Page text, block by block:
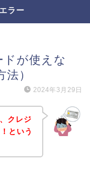
ラー
が使えな
）
2024年3月29日
クレジ
という